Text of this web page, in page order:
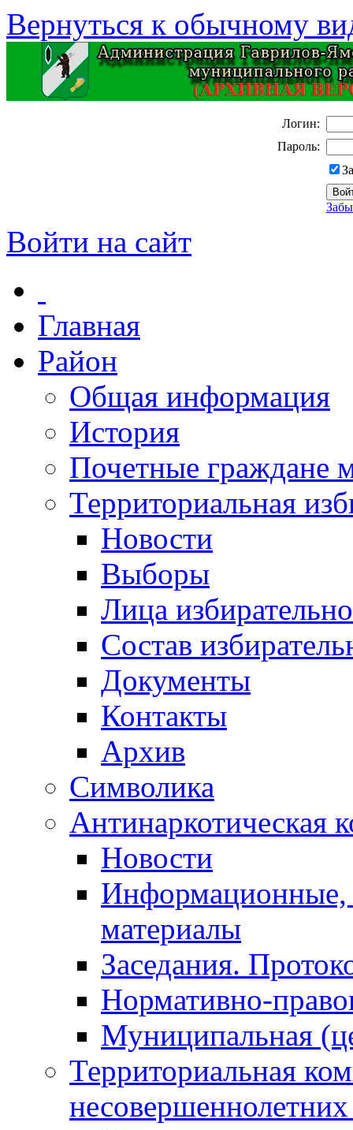
Вернуться к обычному
Логин:
Пароль:
Войти на сайт
Главная
Район
Общая информация
История
Почетные граждане
Территориальная
Новости
Выборы
Лица
Состав
Документы
Контакты
Архив
Символика
Антинаркотическая
Новости
Информационные,
материалы
Заседания.
Нормативно-
Муниципальная
Территориальная